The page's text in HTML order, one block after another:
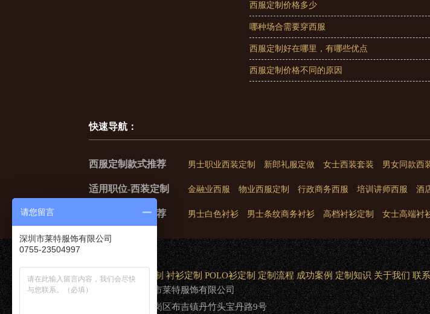
西服定制价格多少
哪种场合需要穿西服
西服定制好在哪里，有哪些优点
西服定制价格不同的原因
快速导航：
西服定制款式推荐 男士职业西装定制 新郎礼服定做 女士西装套装 男女同款西
适用职位-西装定制 金融业西服 物业西服定制 行政商务西服 培训讲师西服 酒
衬衫定制款式推荐 男士白色衬衫 男士条纹商务衬衫 高档衬衫定制 女士高端衬
网站首页 西服定制 衬衫定制 POLO衫定制 定制流程 成功案例 定制知识 关于我们 联
版权所有：深圳市莱特服饰有限公司
地址：深圳市龙岗区布吉镇丹竹头宝丹路9号
请您留言
深圳市莱特服饰有限公司
0755-23504997